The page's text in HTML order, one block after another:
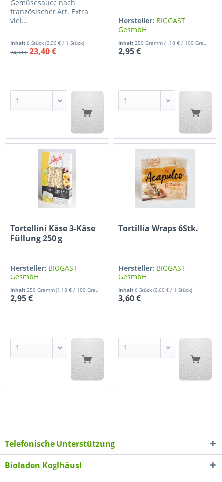
Gemüsesauce nach
französischer Art. Extra
viel...
Inhalt6 Stück(3,90 € / 1 Stück)
24,60 € 23,40 €
Hersteller: BIOGAST
GesmbH
Inhalt250 Gramm(1,18 € / 100 Gramm)
2,95 €
Tortellini Käse 3-Käse
Füllung 250 g
Hersteller: BIOGAST
GesmbH
Inhalt 250 Gramm(1,18 € / 100 Gramm)
2,95 €
Tortillia Wraps 6Stk.
Hersteller: BIOGAST
GesmbH
Inhalt6 Stück(0,60 € / 1 Stück)
3,60 €
Telefonische Unterstützung
Bioladen Koglhäusl